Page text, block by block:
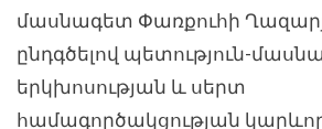
մասնագետ Փառքուհի
ընդգծելով պետություն-
երկխոսության և սերտ
համագործակցության